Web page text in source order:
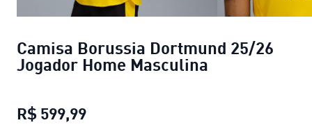
Camisa Borussia Dortmund 25/26
Jogador Home Masculina
R$ 599,99